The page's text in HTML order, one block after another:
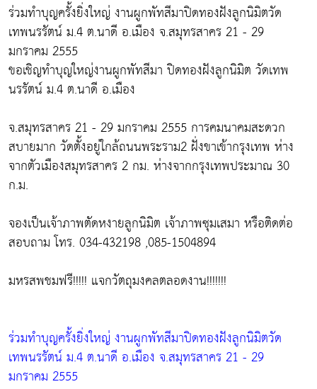
ร่วมทำบุญครั้งยิ่งใหญ่ งานผูกพัทสีมาปิดทองฝังลูกนิมิตวัด
เทพนรรัตน์ ม.4 ต.นาดี อ.เมือง จ.สมุทรสาคร 21 - 29
มกราคม 2555
ขอเชิญทำบุญใหญ่งานผูกพัทสีมา ปิดทองฝังลูกนิมิต วัดเทพ
นรรัตน์ ม.4 ต.นาดี อ.เมือง
จ.สมุทรสาคร 21 - 29 มกราคม 2555 การคมนาคมสะดวก
สบายมาก วัดตั้งอยู่ใกล้ถนนพระราม2 ฝั่งขาเข้ากรุงเทพ ห่าง
จากตัวเมืองสมุทรสาคร 2 กม. ห่างจากกรุงเทพประมาณ 30
ก.ม.
จองเป็นเจ้าภาพตัดหงายลูกนิมิต เจ้าภาพซุมเสมา หรือติดต่อ
สอบถาม โทร. 034-432198 ,085-1504894
มหรสพชมฟรี!!!!! แจกวัตถุมงคลตลอดงาน!!!!!!!
ร่วมทำบุญครั้งยิ่งใหญ่ งานผูกพัทสีมาปิดทองฝังลูกนิมิตวัด
เทพนรรัตน์ ม.4 ต.นาดี อ.เมือง จ.สมุทรสาคร 21 - 29
มกราคม 2555